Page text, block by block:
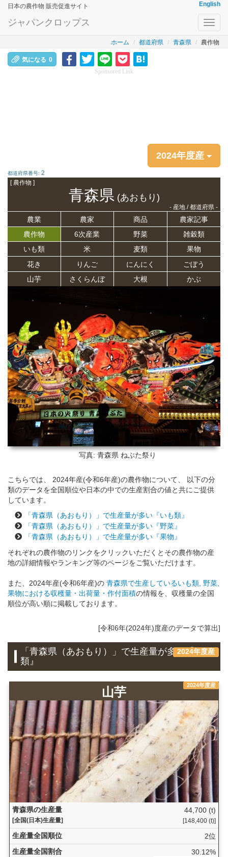
日本の農作物 販売促進サイト English
ジャパンクロップス
ホーム 都道府県 青森県 農作物
気になる 0
Sponsored Link
2024年度産
都道府県番号: 2
[ 農作物 ]
青森県(あおもり)
- 産地 / 都道府県 -
農業 農家 商品
農家記事
農作物
6次産業 野菜
雑穀類
いも類
米 麦類
果物
花き
りんご にんにく
ごぼう
山芋
さくらんぼ 大根 かぶ
写真: 青森県 ねぶた祭り
こちらでは、 2024年産(令和6年産)の農作物について、 以下の分
類のデータを全国順位や日本の中での生産割合の値と共にご提供
しています。
「青森県（あおもり）」で生産量が多い『いも類』
「青森県（あおもり）」で生産量が多い『野菜』
「青森県（あおもり）」で生産量が多い『果物』
それぞれの農作物のリンクをクリックいただくとその農作物の産
地の詳細情報やランキング等のページをご覧いただけます。
また、2024年産(令和6年産)の 青森県で生産しているいも類, 野菜,
果物における収穫量・出荷量・作付面積の情報を、収穫量の全国
順位が高い順に掲載しております。
[令和6年(2024年)度産のデータで算出]
2024年度産
「青森県（あおもり）」で生産量が多い『いも
類』
2024年度産
山芋
青森県の生産量
[全国(日本)生産量]
44,700 (t)
[148,400 (t)]
生産量全国順位
2位
生産量全国割合
30.12%